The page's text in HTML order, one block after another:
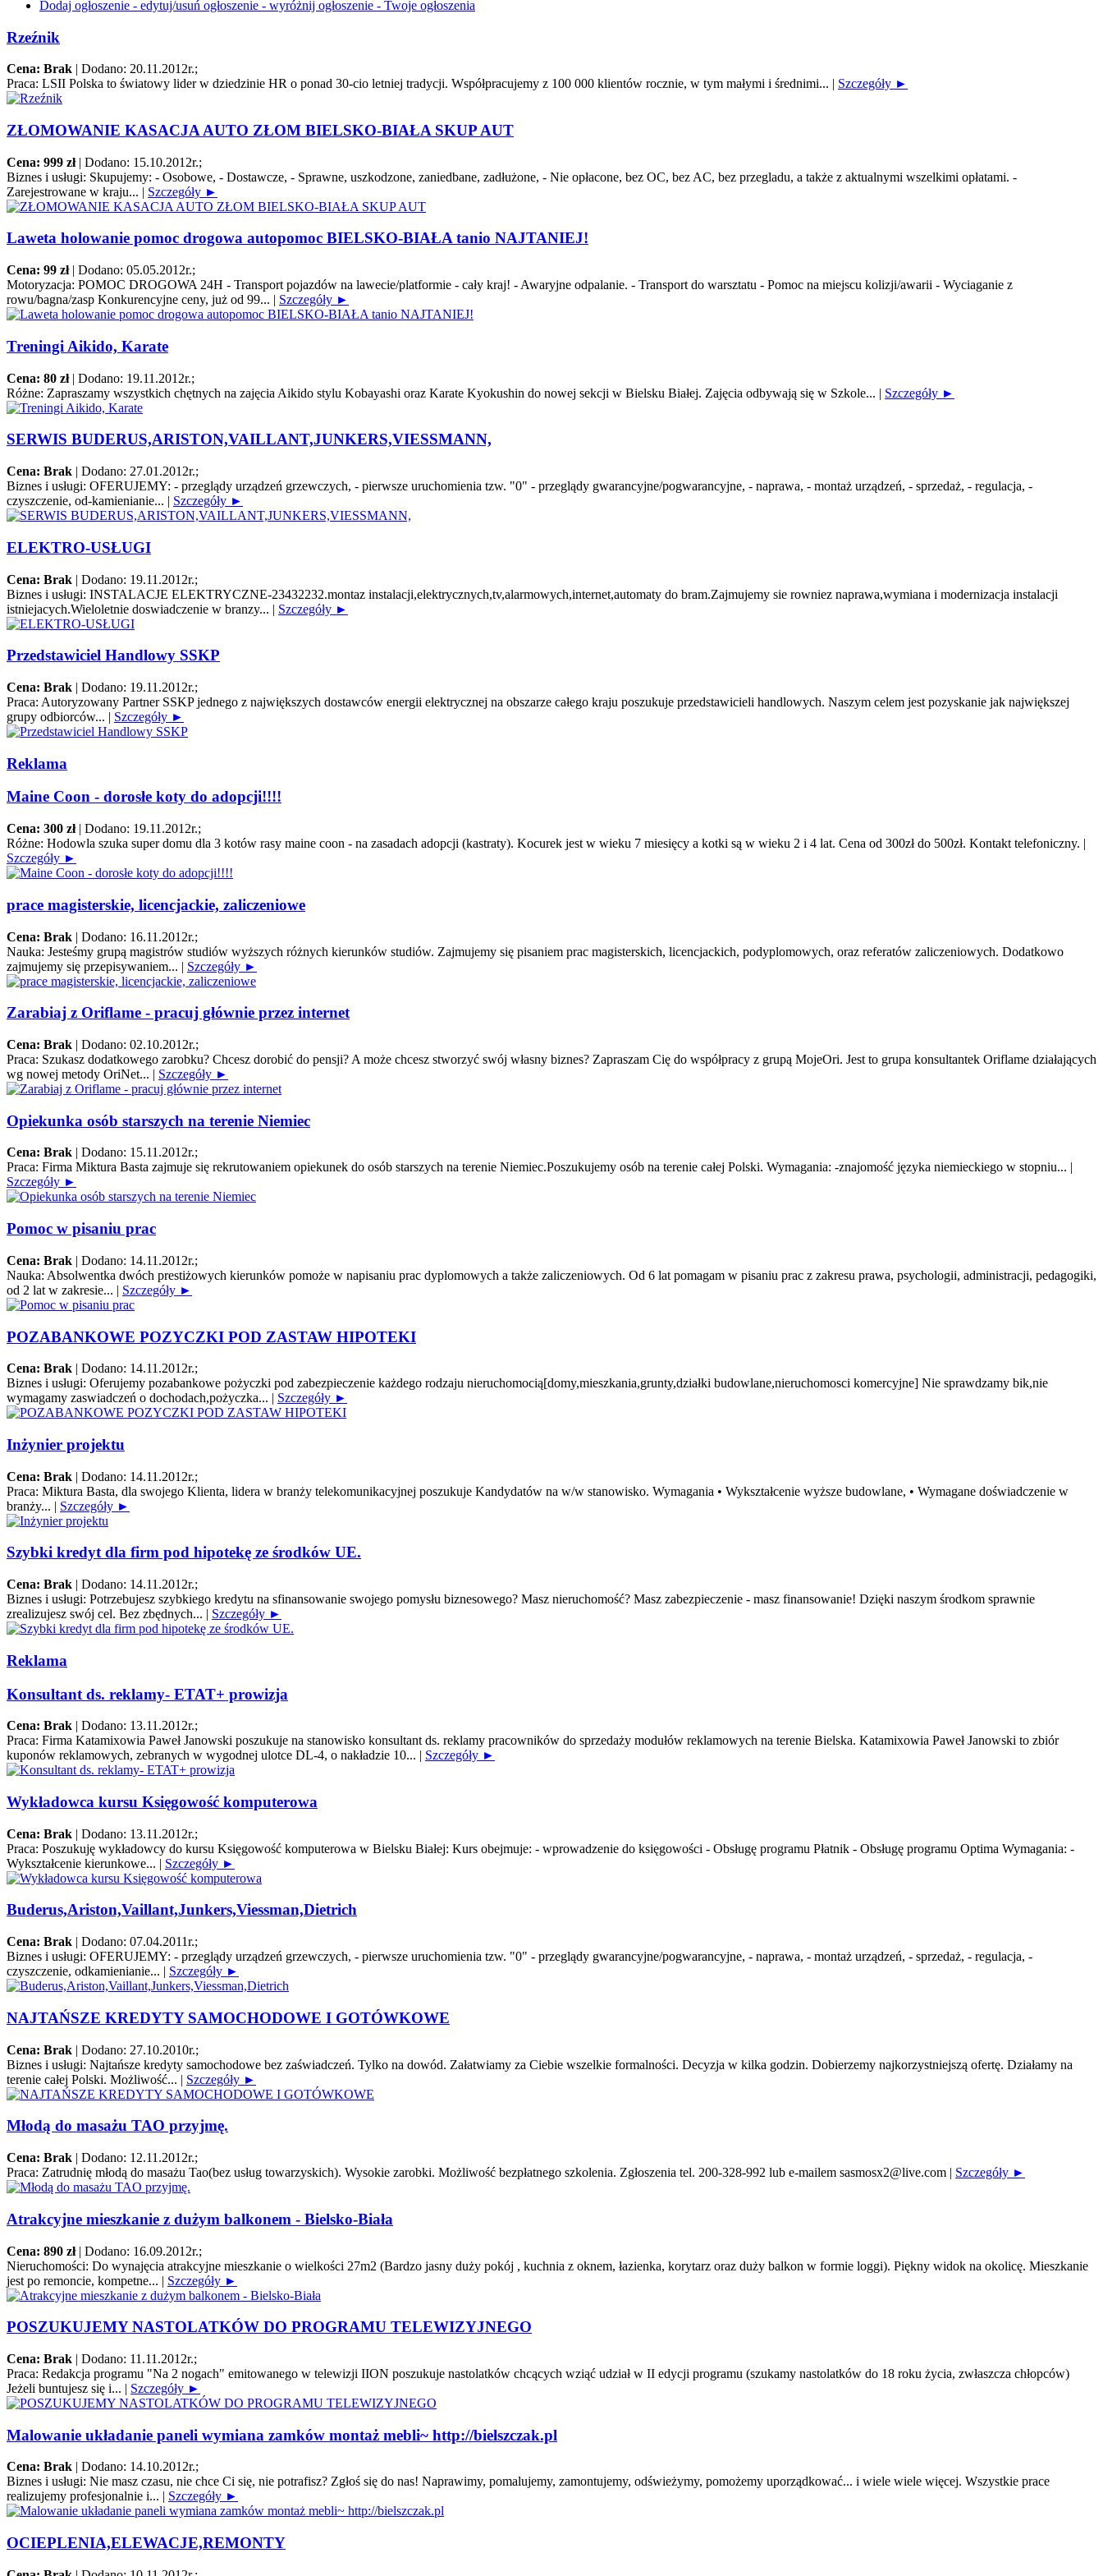
Dodaj ogłoszenie - edytuj/usuń ogłoszenie - wyróżnij ogłoszenie - Twoje ogłoszenia
Rzeźnik
Cena: Brak | Dodano: 20.11.2012r.;
Praca: LSII Polska to światowy lider w dziedzinie HR o ponad 30-cio letniej tradycji. Współpracujemy z 100 000 klientów rocznie, w tym małymi i średnimi... | Szczegóły ►
ZŁOMOWANIE KASACJA AUTO ZŁOM BIELSKO-BIAŁA SKUP AUT
Cena: 999 zł | Dodano: 15.10.2012r.;
Biznes i usługi: Skupujemy: - Osobowe, - Dostawcze, - Sprawne, uszkodzone, zaniedbane, zadłużone, - Nie opłacone, bez OC, bez AC, bez przegladu, a także z aktualnymi wszelkimi opłatami. -
Zarejestrowane w kraju... | Szczegóły ►
Laweta holowanie pomoc drogowa autopomoc BIELSKO-BIAŁA tanio NAJTANIEJ!
Cena: 99 zł | Dodano: 05.05.2012r.;
Motoryzacja: POMOC DROGOWA 24H - Transport pojazdów na lawecie/platformie - cały kraj! - Awaryjne odpalanie. - Transport do warsztatu - Pomoc na miejscu kolizji/awarii - Wyciaganie z
rowu/bagna/zasp Konkurencyjne ceny, już od 99... | Szczegóły ►
Treningi Aikido, Karate
Cena: 80 zł | Dodano: 19.11.2012r.;
Różne: Zapraszamy wszystkich chętnych na zajęcia Aikido stylu Kobayashi oraz Karate Kyokushin do nowej sekcji w Bielsku Białej. Zajęcia odbywają się w Szkole... | Szczegóły ►
SERWIS BUDERUS,ARISTON,VAILLANT,JUNKERS,VIESSMANN,
Cena: Brak | Dodano: 27.01.2012r.;
Biznes i usługi: OFERUJEMY: - przeglądy urządzeń grzewczych, - pierwsze uruchomienia tzw. "0" - przeglądy gwarancyjne/pogwarancyjne, - naprawa, - montaż urządzeń, - sprzedaż, - regulacja, -
czyszczenie, od-kamienianie... | Szczegóły ►
ELEKTRO-USŁUGI
Cena: Brak | Dodano: 19.11.2012r.;
Biznes i usługi: INSTALACJE ELEKTRYCZNE-23432232.montaz instalacji,elektrycznych,tv,alarmowych,internet,automaty do bram.Zajmujemy sie rowniez naprawa,wymiana i modernizacja instalacji
istniejacych.Wieloletnie doswiadczenie w branzy... | Szczegóły ►
Przedstawiciel Handlowy SSKP
Cena: Brak | Dodano: 19.11.2012r.;
Praca: Autoryzowany Partner SSKP jednego z największych dostawców energii elektrycznej na obszarze całego kraju poszukuje przedstawicieli handlowych. Naszym celem jest pozyskanie jak największej
grupy odbiorców... | Szczegóły ►
Reklama
Maine Coon - dorosłe koty do adopcji!!!!
Cena: 300 zł | Dodano: 19.11.2012r.;
Różne: Hodowla szuka super domu dla 3 kotów rasy maine coon - na zasadach adopcji (kastraty). Kocurek jest w wieku 7 miesięcy a kotki są w wieku 2 i 4 lat. Cena od 300zł do 500zł. Kontakt telefoniczny. |
Szczegóły ►
prace magisterskie, licencjackie, zaliczeniowe
Cena: Brak | Dodano: 16.11.2012r.;
Nauka: Jesteśmy grupą magistrów studiów wyższych różnych kierunków studiów. Zajmujemy się pisaniem prac magisterskich, licencjackich, podyplomowych, oraz referatów zaliczeniowych. Dodatkowo
zajmujemy się przepisywaniem... | Szczegóły ►
Zarabiaj z Oriflame - pracuj głównie przez internet
Cena: Brak | Dodano: 02.10.2012r.;
Praca: Szukasz dodatkowego zarobku? Chcesz dorobić do pensji? A może chcesz stworzyć swój własny biznes? Zapraszam Cię do współpracy z grupą MojeOri. Jest to grupa konsultantek Oriflame działających
wg nowej metody OriNet... | Szczegóły ►
Opiekunka osób starszych na terenie Niemiec
Cena: Brak | Dodano: 15.11.2012r.;
Praca: Firma Miktura Basta zajmuje się rekrutowaniem opiekunek do osób starszych na terenie Niemiec.Poszukujemy osób na terenie całej Polski. Wymagania: -znajomość języka niemieckiego w stopniu... |
Szczegóły ►
Pomoc w pisaniu prac
Cena: Brak | Dodano: 14.11.2012r.;
Nauka: Absolwentka dwóch prestiżowych kierunków pomoże w napisaniu prac dyplomowych a także zaliczeniowych. Od 6 lat pomagam w pisaniu prac z zakresu prawa, psychologii, administracji, pedagogiki,
od 2 lat w zakresie... | Szczegóły ►
POZABANKOWE POZYCZKI POD ZASTAW HIPOTEKI
Cena: Brak | Dodano: 14.11.2012r.;
Biznes i usługi: Oferujemy pozabankowe pożyczki pod zabezpieczenie każdego rodzaju nieruchomocią[domy,mieszkania,grunty,działki budowlane,nieruchomosci komercyjne] Nie sprawdzamy bik,nie
wymagamy zaswiadczeń o dochodach,pożyczka... | Szczegóły ►
Inżynier projektu
Cena: Brak | Dodano: 14.11.2012r.;
Praca: Miktura Basta, dla swojego Klienta, lidera w branży telekomunikacyjnej poszukuje Kandydatów na w/w stanowisko. Wymagania • Wykształcenie wyższe budowlane, • Wymagane doświadczenie w
branży... | Szczegóły ►
Szybki kredyt dla firm pod hipotekę ze środków UE.
Cena: Brak | Dodano: 14.11.2012r.;
Biznes i usługi: Potrzebujesz szybkiego kredytu na sfinansowanie swojego pomysłu biznesowego? Masz nieruchomość? Masz zabezpieczenie - masz finansowanie! Dzięki naszym środkom sprawnie
zrealizujesz swój cel. Bez zbędnych... | Szczegóły ►
Reklama
Konsultant ds. reklamy- ETAT+ prowizja
Cena: Brak | Dodano: 13.11.2012r.;
Praca: Firma Katamixowia Paweł Janowski poszukuje na stanowisko konsultant ds. reklamy pracowników do sprzedaży modułów reklamowych na terenie Bielska. Katamixowia Paweł Janowski to zbiór
kuponów reklamowych, zebranych w wygodnej ulotce DL-4, o nakładzie 10... | Szczegóły ►
Wykładowca kursu Księgowość komputerowa
Cena: Brak | Dodano: 13.11.2012r.;
Praca: Poszukuję wykładowcy do kursu Księgowość komputerowa w Bielsku Białej: Kurs obejmuje: - wprowadzenie do księgowości - Obsługę programu Płatnik - Obsługę programu Optima Wymagania: -
Wykształcenie kierunkowe... | Szczegóły ►
Buderus,Ariston,Vaillant,Junkers,Viessman,Dietrich
Cena: Brak | Dodano: 07.04.2011r.;
Biznes i usługi: OFERUJEMY: - przeglądy urządzeń grzewczych, - pierwsze uruchomienia tzw. "0" - przeglądy gwarancyjne/pogwarancyjne, - naprawa, - montaż urządzeń, - sprzedaż, - regulacja, -
czyszczenie, odkamienianie... | Szczegóły ►
NAJTAŃSZE KREDYTY SAMOCHODOWE I GOTÓWKOWE
Cena: Brak | Dodano: 27.10.2010r.;
Biznes i usługi: Najtańsze kredyty samochodowe bez zaświadczeń. Tylko na dowód. Załatwiamy za Ciebie wszelkie formalności. Decyzja w kilka godzin. Dobierzemy najkorzystniejszą ofertę. Działamy na
terenie całej Polski. Możliwość... | Szczegóły ►
Młodą do masażu TAO przyjmę.
Cena: Brak | Dodano: 12.11.2012r.;
Praca: Zatrudnię młodą do masażu Tao(bez usług towarzyskich). Wysokie zarobki. Możliwość bezpłatnego szkolenia. Zgłoszenia tel. 200-328-992 lub e-mailem sasmosx2@live.com | Szczegóły ►
Atrakcyjne mieszkanie z dużym balkonem - Bielsko-Biała
Cena: 890 zł | Dodano: 16.09.2012r.;
Nieruchomości: Do wynajęcia atrakcyjne mieszkanie o wielkości 27m2 (Bardzo jasny duży pokój , kuchnia z oknem, łazienka, korytarz oraz duży balkon w formie loggi). Piękny widok na okolicę. Mieszkanie
jest po remoncie, kompetne... | Szczegóły ►
POSZUKUJEMY NASTOLATKÓW DO PROGRAMU TELEWIZYJNEGO
Cena: Brak | Dodano: 11.11.2012r.;
Praca: Redakcja programu "Na 2 nogach" emitowanego w telewizji IION poszukuje nastolatków chcących wziąć udział w II edycji programu (szukamy nastolatków do 18 roku życia, zwłaszcza chłopców)
Jeżeli buntujesz się i... | Szczegóły ►
Malowanie układanie paneli wymiana zamków montaż mebli~ http://bielszczak.pl
Cena: Brak | Dodano: 14.10.2012r.;
Biznes i usługi: Nie masz czasu, nie chce Ci się, nie potrafisz? Zgłoś się do nas! Naprawimy, pomalujemy, zamontujemy, odświeżymy, pomożemy uporządkować... i wiele wiele więcej. Wszystkie prace
realizujemy profesjonalnie i... | Szczegóły ►
OCIEPLENIA,ELEWACJE,REMONTY